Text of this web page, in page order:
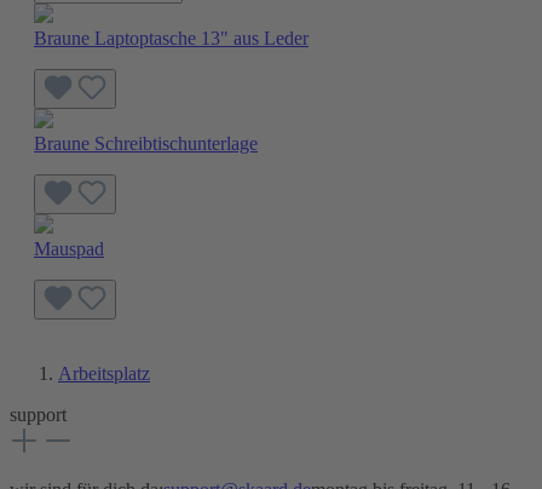
Braune Laptoptasche 13" aus Leder
Braune Schreibtischunterlage
Mauspad
Arbeitsplatz
support